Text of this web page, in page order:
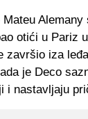
otići u Pariz
završio iza
je Deco
i nastavljaju